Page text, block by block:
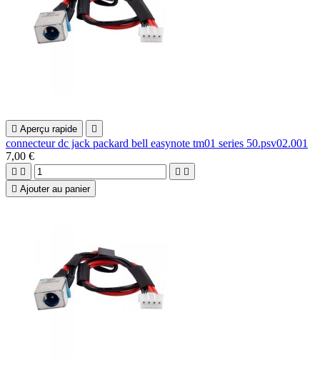
 Aperçu rapide 
connecteur dc jack packard bell easynote tm01 series 50.psv02.001
7,00 €
   
 Ajouter au panier